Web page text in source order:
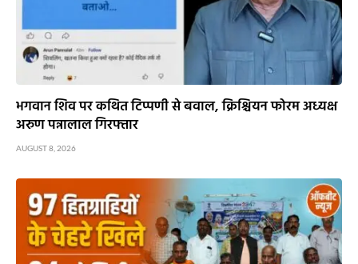
भगवान शिव पर कथित टिप्पणी से बवाल, क्रिश्चियन फोरम अध्यक्ष
अरुण पन्नालाल गिरफ्तार
AUGUST 8, 2026